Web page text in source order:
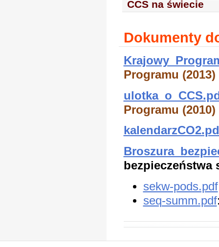
CCS na świecie
Dokumenty
Programu
Programu
bezpieczeństwa
sekw-pods.pdf
seq-summ.pdf